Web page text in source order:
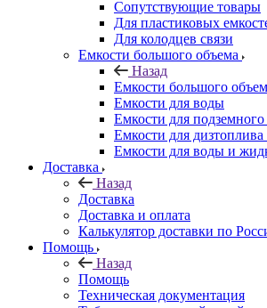
Сопутствующие товары
Для пластиковых
Для колодцев связи
Емкости большого объема
Назад
Емкости большого
Емкости для воды
Емкости для
Емкости для
Емкости для воды и
Доставка
Назад
Доставка
Доставка и оплата
Калькулятор доставки по
Помощь
Назад
Помощь
Техническая документация